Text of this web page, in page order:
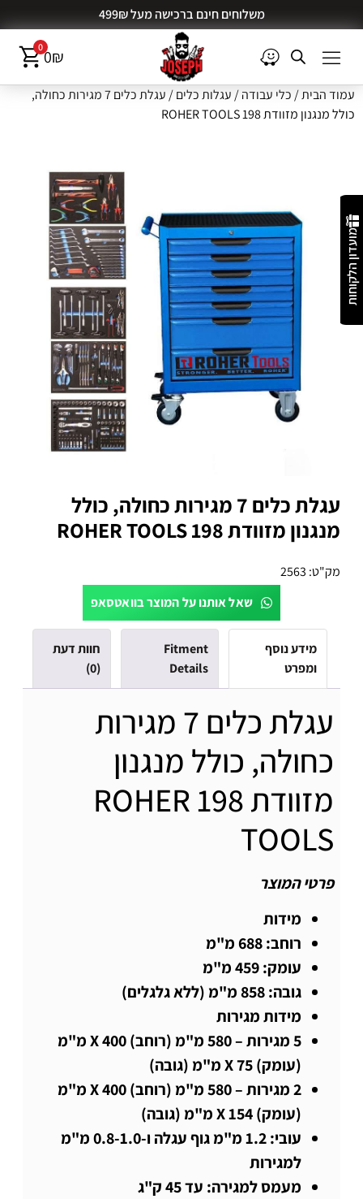
משלוחים חינם ברכישה מעל 499₪
00₪
מועדון הלקוחות
עמוד הבית/ כלי עבודה/ עגלות כלים
/ עגלת כלים 7 מגירות כחולה,
כולל מנגנון מזוודת 198 ROHER TOOLS
עגלת כלים 7 מגירות כחולה, כולל
מנגנון מזוודת 198 ROHER TOOLS
מק"ט: 2563
שאל אותנו על המוצר בוואטסאפ
מידע נוסף
ומפרט
Fitment
Details
חוות דעת
(0)
עגלת כלים 7 מגירות
כחולה, כולל מנגנון
מזוודת 198 ROHER
TOOLS
פרטי המוצר
מידות
רוחב: 688 מ"מ
עומק: 459 מ"מ
גובה: 858 מ"מ (ללא גלגלים)
מידות מגירות
5 מגירות – 580 מ"מ (רוחב) X 400 מ"מ
(עומק) X 75 מ"מ (גובה)
2 מגירות – 580 מ"מ (רוחב) X 400 מ"מ
(עומק) X 154 מ"מ (גובה)
עובי: 1.2 מ"מ גוף עגלה ו-0.8-1.0 מ"מ
למגירות
מעמס למגירה: עד 45 ק"ג